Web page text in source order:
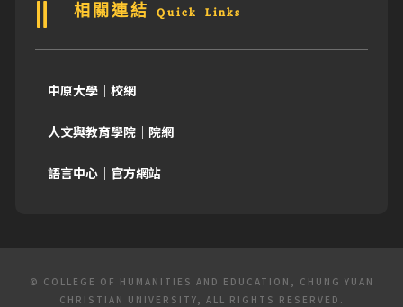
相關連結 Quick Links
中原大學｜校網
人文與教育學院｜院網
語言中心｜官方網站
© COLLEGE OF HUMANITIES AND EDUCATION, CHUNG YUAN
CHRISTIAN UNIVERSITY, ALL RIGHTS RESERVED.